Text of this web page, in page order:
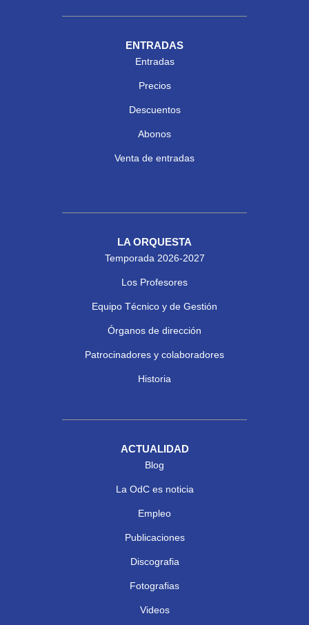
ENTRADAS
Entradas
Precios
Descuentos
Abonos
Venta de entradas
LA ORQUESTA
Temporada 2026-2027
Los Profesores
Equipo Técnico y de Gestión
Órganos de dirección
Patrocinadores y colaboradores
Historia
ACTUALIDAD
Blog
La OdC es noticia
Empleo
Publicaciones
Discografia
Fotografias
Videos